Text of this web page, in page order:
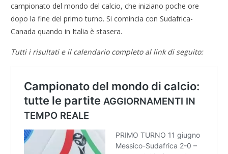
campionato del mondo del calcio, che iniziano poche ore
dopo la fine del primo turno. Si comincia con Sudafrica-
Canada quando in Italia è stasera.
Tutti i risultati e il calendario completo al link di seguito: